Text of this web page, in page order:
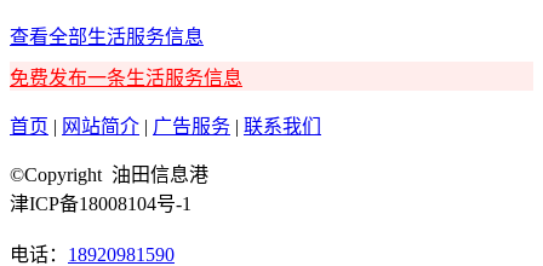
查看全部生活服务信息
免费发布一条生活服务信息
首页 | 网站简介 | 广告服务 | 联系我们
©Copyright 油田信息港
津ICP备18008104号-1
电话： 18920981590